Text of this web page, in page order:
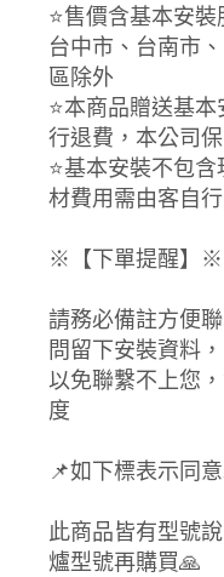
⭐️售價含基本安
台中市、台南市
區除外
⭐️本商品贈送基
行退費，本公司
⭐️基本安裝不包
材費用需由客自
※【下單提醒】※
請務必備註方便
問留下安裝資料
以免聯繫不上您
度
📌如下標表示同
此商品皆有型號
爐型號再購買🙏